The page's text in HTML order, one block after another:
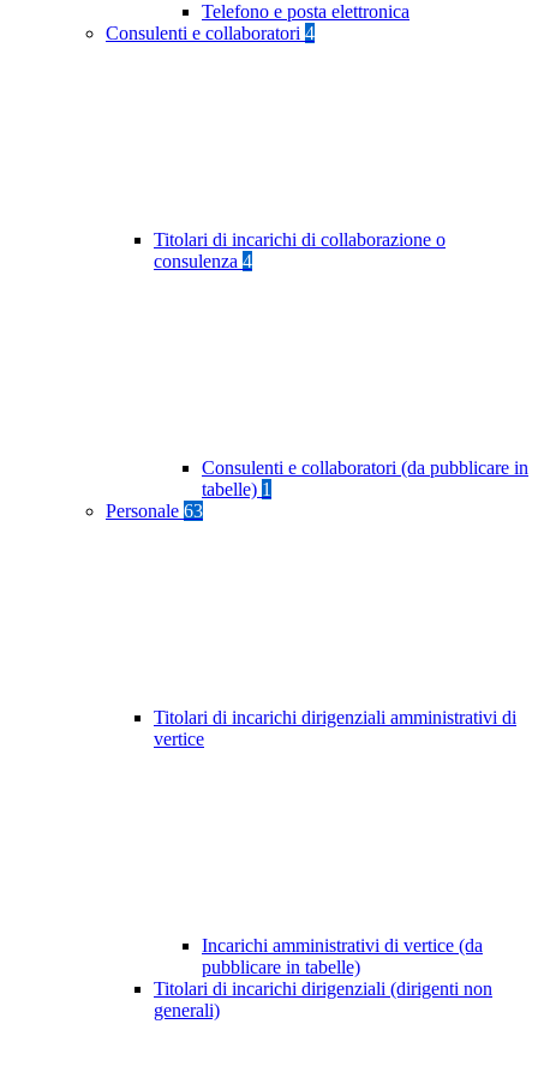
Telefono e posta elettronica
Consulenti e collaboratori 4
Titolari di incarichi di collaborazione o
consulenza 4
Consulenti e collaboratori (da pubblicare in
tabelle) 1
Personale 63
Titolari di incarichi dirigenziali amministrativi di
vertice
Incarichi amministrativi di vertice (da
pubblicare in tabelle)
Titolari di incarichi dirigenziali (dirigenti non
generali)